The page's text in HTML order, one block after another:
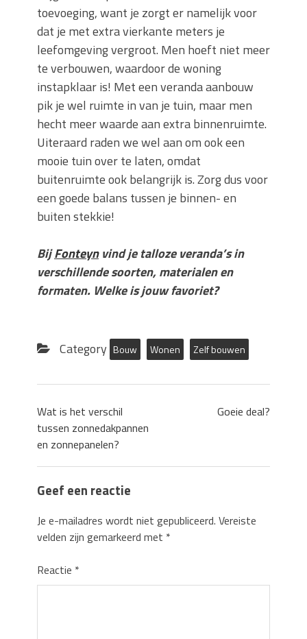
toevoeging, want je zorgt er namelijk voor
dat je met extra vierkante meters je
leefomgeving vergroot. Men hoeft niet meer
te verbouwen, waardoor de woning
instapklaar is! Met een veranda aanbouw
pik je wel ruimte in van je tuin, maar men
hecht meer waarde aan extra binnenruimte.
Uiteraard raden we wel aan om ook een
mooie tuin over te laten, omdat
buitenruimte ook belangrijk is. Zorg dus voor
een goede balans tussen je binnen- en
buiten stekkie!
BijFonteynvind je talloze veranda’s in
verschillende soorten, materialen en
formaten. Welke is jouw favoriet?
Category Bouw Wonen Zelf bouwen
Wat is het verschil
tussen zonnedakpannen
en zonnepanelen?
Goeie deal?
Geef een reactie
Je e-mailadres wordt niet gepubliceerd. Vereiste
velden zijn gemarkeerd met *
Reactie *